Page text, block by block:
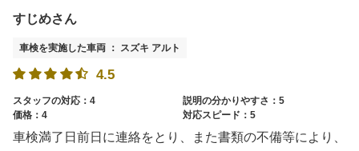
すじめさん
車検を実施した車両 ： スズキ アルト
4.5
スタッフの対応：4
説明の分かりやすさ：5
価格：4
対応スピード：5
車検満了日前日に連絡をとり、また書類の不備等により、